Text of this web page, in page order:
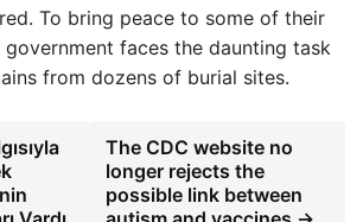
To bring peace to some of their
faces the daunting task
from dozens of burial sites.
The CDC website no
longer rejects the
possible link between